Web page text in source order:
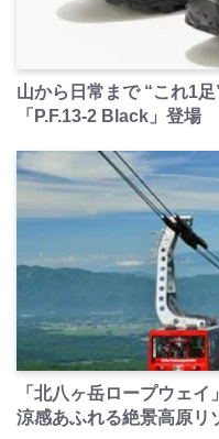
山から日常まで “これ1
「P.F.13-2 Black」登場
「北八ヶ岳ロープウェ
涼感あふれる絶景高原リ